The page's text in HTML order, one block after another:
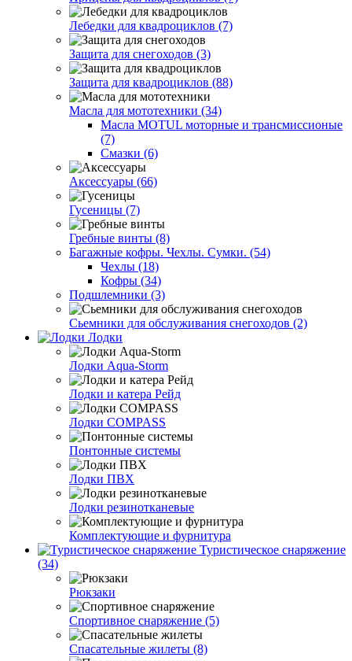
Лебедки для квадроциклов (7)
Защита для снегоходов (3)
Защита для квадроциклов (88)
Масла для мототехники (34)
Масла MOTUL моторные и трансмиссионые
(7)
Смазки (6)
Аксессуары (66)
Гусеницы (7)
Гребные винты (8)
Багажные кофры. Чехлы. Сумки. (54)
Чехлы (18)
Кофры (34)
Подшлемники (3)
Сьемники для обслуживания снегоходов (2)
Лодки
Лодки Aqua-Storm
Лодки и катера Рейд
Лодки COMPASS
Понтонные системы
Лодки ПВХ
Лодки резинотканевые
Комплектующие и фурнитура
Туристическое снаряжение
(34)
Рюкзаки
Спортивное снаряжение (5)
Спасательные жилеты (8)